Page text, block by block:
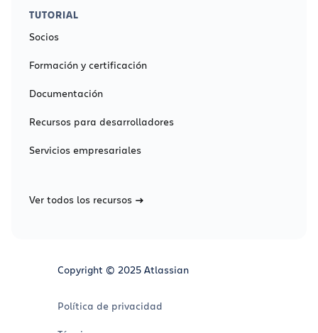
TUTORIAL
Socios
Formación y certificación
Documentación
Recursos para desarrolladores
Servicios empresariales
Ver todos los recursos
Copyright © 2025 Atlassian
Política de privacidad